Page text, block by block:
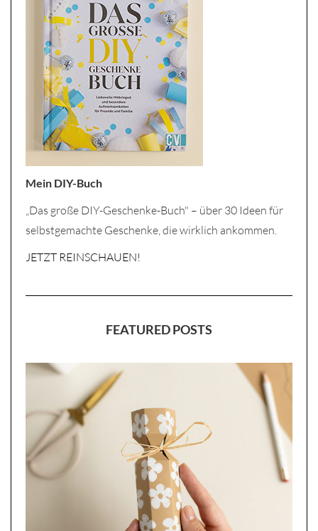
Mein DIY-Buch
„Das große DIY-Geschenke-Buch" – über 30 Ideen für
selbstgemachte Geschenke, die wirklich ankommen.
JETZT REINSCHAUEN!
FEATURED POSTS